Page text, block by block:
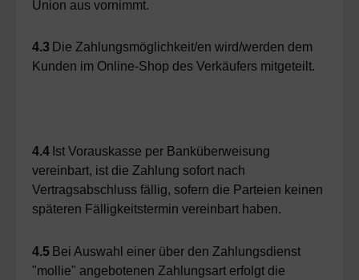
Union aus vornimmt.
4.3 Die Zahlungsmöglichkeit/en wird/werden dem
Kunden im Online-Shop des Verkäufers mitgeteilt.
4.4 Ist Vorauskasse per Banküberweisung
vereinbart, ist die Zahlung sofort nach
Vertragsabschluss fällig, sofern die Parteien keinen
späteren Fälligkeitstermin vereinbart haben.
4.5 Bei Auswahl einer über den Zahlungsdienst
"mollie" angebotenen Zahlungsart erfolgt die